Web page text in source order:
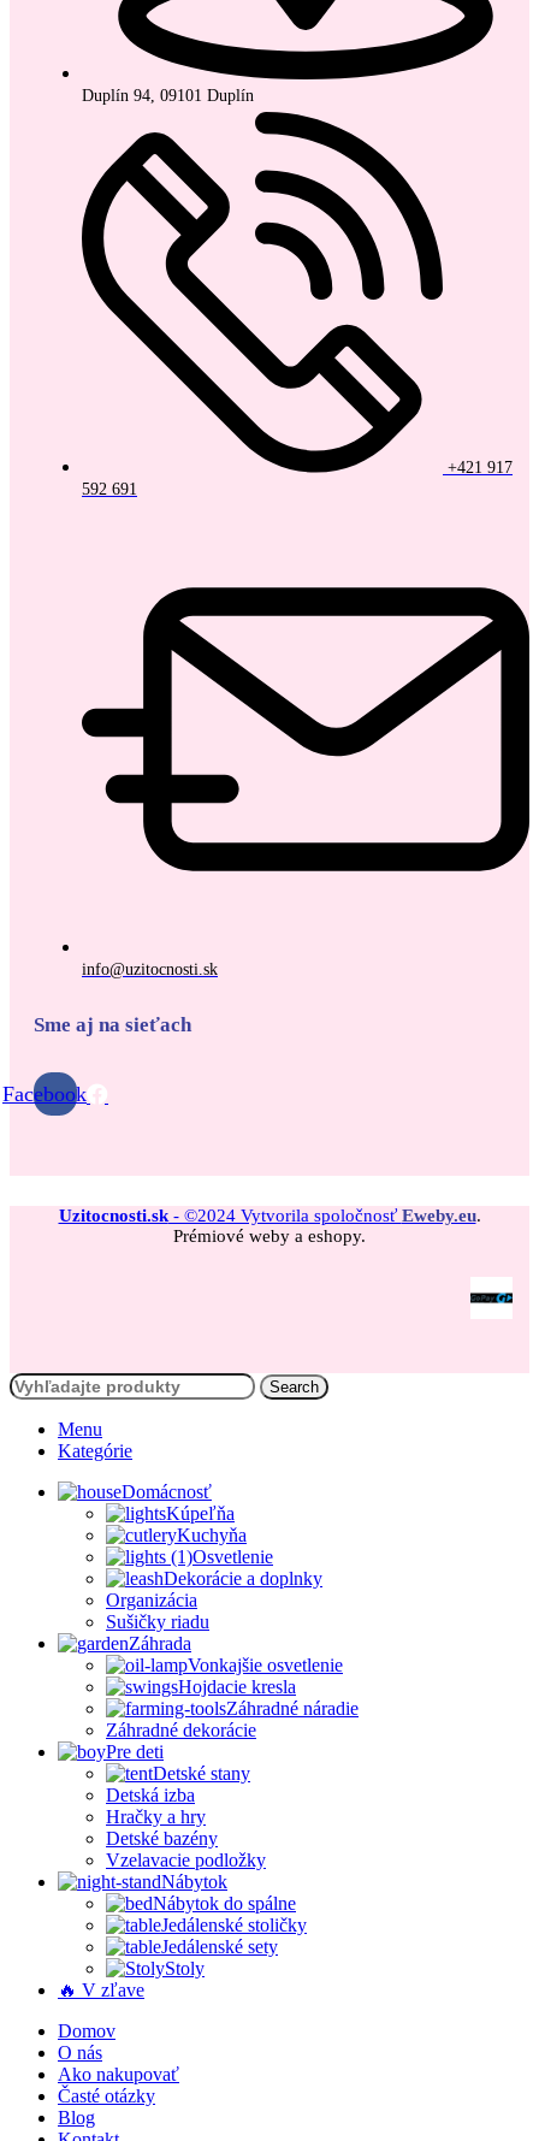
Duplín 94, 09101 Duplín
+421 917
592 691
info@uzitocnosti.sk
Sme aj na sieťach
Facebook
Uzitocnosti.sk- ©2024 Vytvorila spoločnosť Eweby.eu.
Prémiové weby a eshopy.
Search
Menu
Kategórie
Domácnosť
Kúpeľňa
Kuchyňa
Osvetlenie
Dekorácie a doplnky
Organizácia
Sušičky riadu
Záhrada
Vonkajšie osvetlenie
Hojdacie kresla
Záhradné náradie
Záhradné dekorácie
Pre deti
Detské stany
Detská izba
Hračky a hry
Detské bazény
Vzelavacie podložky
Nábytok
Nábytok do spálne
Jedálenské stoličky
Jedálenské sety
Stoly
🔥 V zľave
Domov
O nás
Ako nakupovať
Časté otázky
Blog